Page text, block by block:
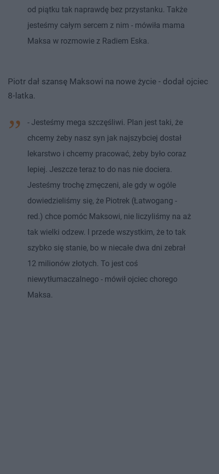
od piątku tak naprawdę bez przystanku. Także
jesteśmy całym sercem z nim - mówiła mama
Maksa w rozmowie z Radiem Eska.
Piotr dał szansę Maksowi na nowe życie - dodał ojciec
8-latka.
- Jesteśmy mega szczęśliwi. Plan jest taki, że
chcemy żeby nasz syn jak najszybciej dostał
lekarstwo i chcemy pracować, żeby było coraz
lepiej. Jeszcze teraz to do nas nie dociera.
Jesteśmy trochę zmęczeni, ale gdy w ogóle
dowiedzieliśmy się, że Piotrek (Łatwogang -
red.) chce pomóc Maksowi, nie liczyliśmy na aż
tak wielki odzew. I przede wszystkim, że to tak
szybko się stanie, bo w niecałe dwa dni zebrał
12 milionów złotych. To jest coś
niewytłumaczalnego - mówił ojciec chorego
Maksa.